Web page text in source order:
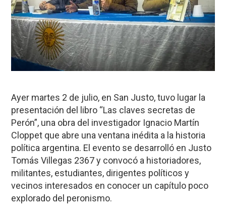
Ayer martes 2 de julio, en San Justo, tuvo lugar la
presentación del libro “Las claves secretas de
Perón”, una obra del investigador Ignacio Martín
Cloppet que abre una ventana inédita a la historia
política argentina. El evento se desarrolló en Justo
Tomás Villegas 2367 y convocó a historiadores,
militantes, estudiantes, dirigentes políticos y
vecinos interesados en conocer un capítulo poco
explorado del peronismo.